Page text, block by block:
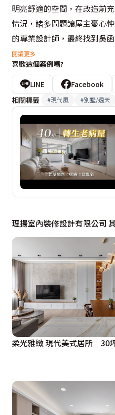
明亮舒適的空間，在改造前
情況，諸多問題讓屋主憂心
的專業設計師，最終找到吳
玄關
鋪陳六角磚地坪譜奏活潑韻
主一進門就擁有十足歸屬感。
客廳
取消兩房釋出明亮寬敞空間
牆，刻畫多重層次與立體
餐廚區
原始空間為客廳窄，餐廳寬
餐廳區以明亮壁紙與吊燈營
女主人烹飪時更流暢輕鬆外
客衛浴
廊道底端依據屋主家的掃地
底牆旁即是加大的衛浴空間
無壓力。
臥室
由於老式公寓格局狹長，卻
室的衣櫃配置在走道提升
閱讀更多
喜歡這個案例嗎?
LINE Facebook
相關標籤
#現代風 #別墅/透天
理揚室內裝修設計有限公司
柔光雅緻 現代美式居所│30